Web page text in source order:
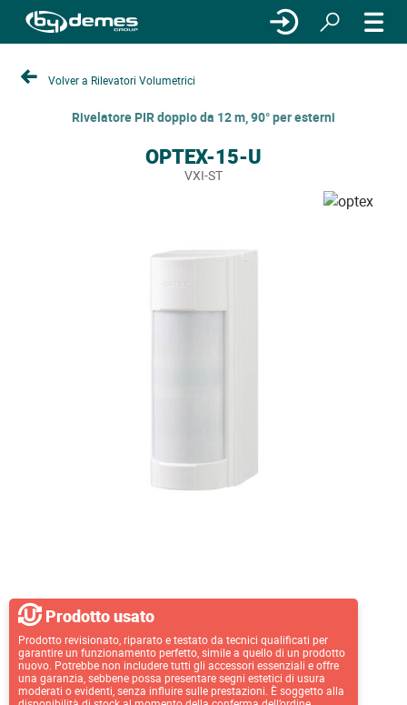
Volver a Rilevatori Volumetrici
Rivelatore PIR doppio da 12 m, 90° per esterni
OPTEX-15-U
VXI-ST
Prodotto usato
Prodotto revisionato, riparato e testato da tecnici qualificati per
garantire un funzionamento perfetto, simile a quello di un prodotto
nuovo. Potrebbe non includere tutti gli accessori essenziali e offre
una garanzia, sebbene possa presentare segni estetici di usura
moderati o evidenti, senza influire sulle prestazioni. È soggetto alla